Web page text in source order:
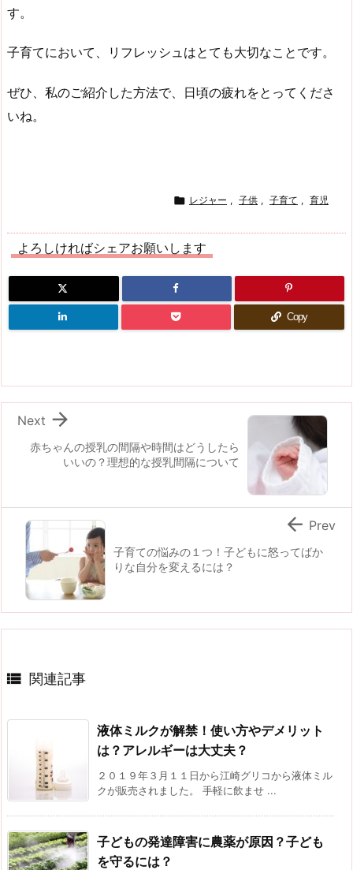
す。
子育てにおいて、リフレッシュはとても大切なことです。
ぜひ、私のご紹介した方法で、日頃の疲れをとってくださ
いね。
 レジャー , 子供 , 子育て , 育児
よろしければシェアお願いします
Copy
赤ちゃんの授乳の間隔や時間はどうしたら
いいの？理想的な授乳間隔について

Next
子育ての悩みの１つ！子どもに怒ってばか
りな自分を変えるには？
 Prev
 関連記事
液体ミルクが解禁！使い方やデメリット
は？アレルギーは大丈夫？
２０１９年３月１１日から江崎グリコから液体ミル
クが販売されました。 手軽に飲ませ ...
子どもの発達障害に農薬が原因？子ども
を守るには？